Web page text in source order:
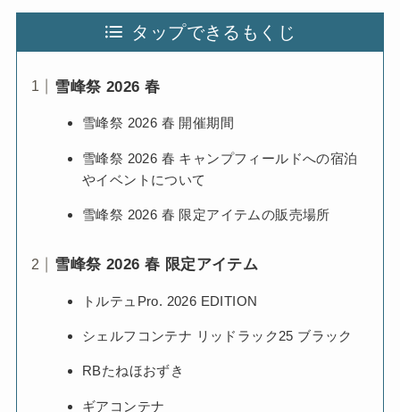
タップできるもくじ
雪峰祭 2026 春
雪峰祭 2026 春 開催期間
雪峰祭 2026 春 キャンプフィールドへの宿泊
やイベントについて
雪峰祭 2026 春 限定アイテムの販売場所
雪峰祭 2026 春 限定アイテム
トルテュPro. 2026 EDITION
シェルフコンテナ リッドラック25 ブラック
RBたねほおずき
ギアコンテナ